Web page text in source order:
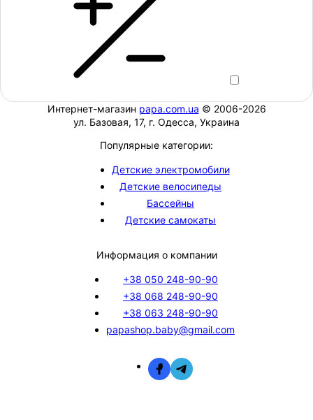
Интернет-магазин papa.com.ua © 2006-2026
ул. Базовая, 17, г. Одесса, Украина
Популярные категории:
Детские электромобили
Детские велосипеды
Бассейны
Детские самокаты
Информация о компании
+38 050 248-90-90
+38 068 248-90-90
+38 063 248-90-90
papashop.baby@gmail.com